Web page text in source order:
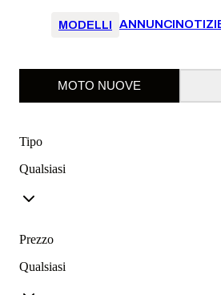
MODELLI ANNUNCI
MOTO NUOVE
Tipo
Qualsiasi
Prezzo
Qualsiasi